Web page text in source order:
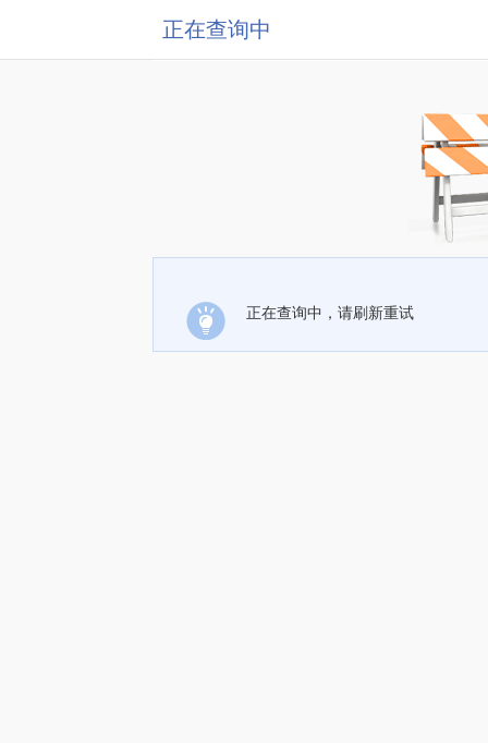
正在查询中
正在查询中，请刷新重试